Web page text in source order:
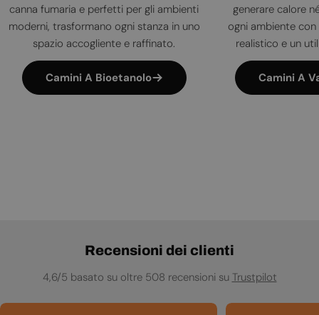
canna fumaria e perfetti per gli ambienti
moderni, trasformano ogni stanza in uno
spazio accogliente e raffinato.
Camini A Bioetanolo
generare calore
ogni ambiente
realistico e un
Camini A
Recensioni dei clienti
4,6/5 basato su oltre 508 recensioni su Trustpilot